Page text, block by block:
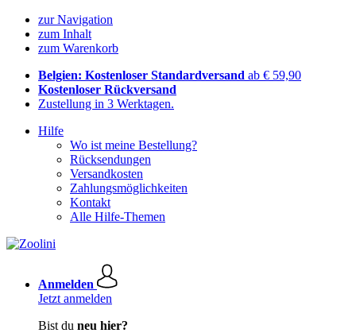
zur Navigation
zum Inhalt
zum Warenkorb
Belgien: Kostenloser Standardversand ab € 59,90
Kostenloser Rückversand
Zustellung in 3 Werktagen.
Hilfe
Wo ist meine Bestellung?
Rücksendungen
Versandkosten
Zahlungsmöglichkeiten
Kontakt
Alle Hilfe-Themen
Anmelden
Jetzt anmelden
Bist du neu hier?